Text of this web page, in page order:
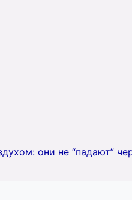
они не “падают”